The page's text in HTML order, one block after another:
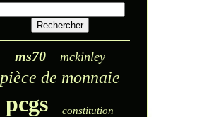
ms70 mckinley
pièce de monnaie
pcgs constitution